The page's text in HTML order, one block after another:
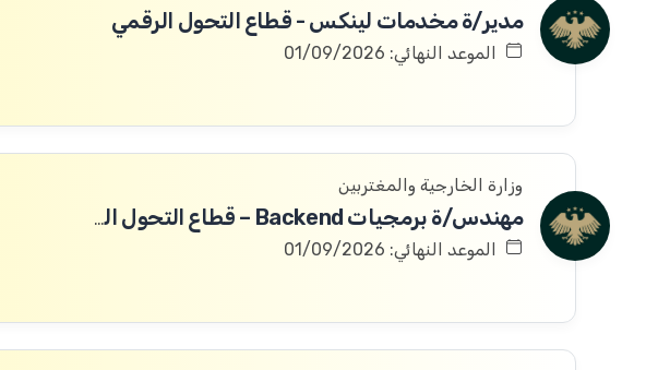
مدير/ة مخدمات لينكس - قطاع التحول الرقمي
الموعد النهائي: 01/09/2026
وزارة الخارجية والمغتربين
مهندس/ة برمجيات Backend – قطاع التحول الرقمي
الموعد النهائي: 01/09/2026